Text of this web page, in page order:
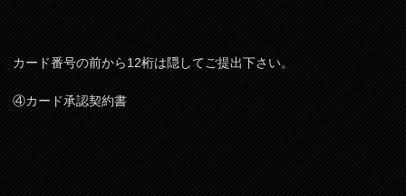
カード番号の前から12桁は隠してご提出下さい。
④カード承認契約書